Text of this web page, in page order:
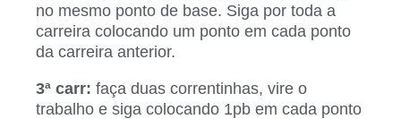
no mesmo ponto de base. Siga por toda a
carreira colocando um ponto em cada ponto
da carreira anterior.
3ª carr: faça duas correntinhas, vire o
trabalho e siga colocando 1pb em cada ponto